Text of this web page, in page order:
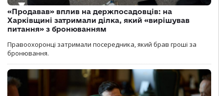
«Продавав» вплив на держпосадовців: на
Харківщині затримали ділка, який «вирішував
питання» з бронюванням
Правоохоронці затримали посередника, який брав гроші за
бронювання.